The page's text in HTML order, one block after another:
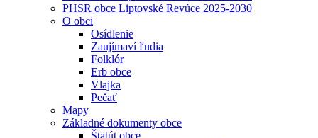
PHSR obce Liptovské Revúce 2025-2030
O obci
Osídlenie
Zaujímaví ľudia
Folklór
Erb obce
Vlajka
Pečať
Mapy
Základné dokumenty obce
Štatút obce